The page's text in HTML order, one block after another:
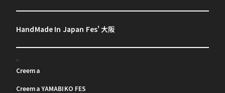
HandMade In Japan Fes' 大阪
Creema
Creema YAMABIKO FES